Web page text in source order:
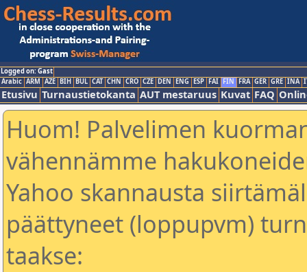
Logged on: Gast
Arabic ARM AZE BIH BUL CAT CHN CRO CZE DEN ENG ESP FAI FIN FRA GER GRE INA
Etusivu Turnaustietokanta AUT mestaruus Kuvat FAQ
Huom! Palvelimen
vähennämme
Yahoo skannausta
päättyneet (loppupvm)
taakse: